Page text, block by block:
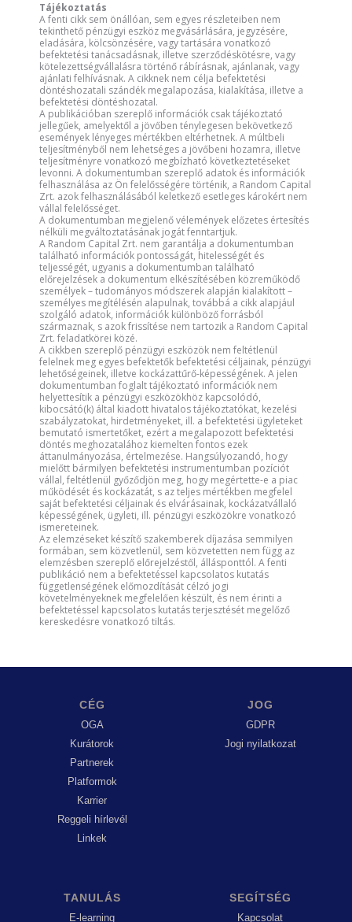
Tájékoztatás
A fenti cikk sem önállóan, sem egyes részleteiben nem
tekinthető pénzügyi eszköz megvásárlására, jegyzésére,
eladására, kölcsönzésére, vagy tartására vonatkozó
befektetési tanácsadásnak, illetve szerződéskötésre, vagy
kötelezettségvállalásra történő rábírásnak, ajánlanak, vagy
ajánlati felhívásnak. A cikknek nem célja befektetési
döntéshozatali szándék megalapozása, kialakítása, illetve a
befektetési döntéshozatal.
A publikációban szereplő információk csak tájékoztató
jellegűek, amelyektől a jövőben ténylegesen bekövetkező
események lényeges mértékben eltérhetnek. A múltbeli
teljesítményből nem lehetséges a jövőbeni hozamra, illetve
teljesítményre vonatkozó megbízható következtetéseket
levonni. A dokumentumban szereplő adatok és információk
felhasználása az Ön felelősségére történik, a Random Capital
Zrt. azok felhasználásából keletkező esetleges károkért nem
vállal felelősséget.
A dokumentumban megjelenő vélemények előzetes értesítés
nélküli megváltoztatásának jogát fenntartjuk.
A Random Capital Zrt. nem garantálja a dokumentumban
található információk pontosságát, hitelességét és
teljességét, ugyanis a dokumentumban található
előrejelzések a dokumentum elkészítésében közreműködő
személyek – tudományos módszerek alapján kialakított –
személyes megítélésén alapulnak, továbbá a cikk alapjául
szolgáló adatok, információk különböző forrásból
származnak, s azok frissítése nem tartozik a Random Capital
Zrt. feladatkörei közé.
A cikkben szereplő pénzügyi eszközök nem feltétlenül
felelnek meg egyes befektetők befektetési céljainak, pénzügyi
lehetőségeinek, illetve kockázattűrő-képességének. A jelen
dokumentumban foglalt tájékoztató információk nem
helyettesítik a pénzügyi eszközökhöz kapcsolódó,
kibocsátó(k) által kiadott hivatalos tájékoztatókat, kezelési
szabályzatokat, hirdetményeket, ill. a befektetési ügyleteket
bemutató ismertetőket, ezért a megalapozott befektetési
döntés meghozatalához kiemelten fontos ezek
áttanulmányozása, értelmezése. Hangsúlyozandó, hogy
mielőtt bármilyen befektetési instrumentumban pozíciót
vállal, feltétlenül győződjön meg, hogy megértette-e a piac
működését és kockázatát, s az teljes mértékben megfelel
saját befektetési céljainak és elvárásainak, kockázatvállaló
képességének, ügyleti, ill. pénzügyi eszközökre vonatkozó
ismereteinek.
Az elemzéseket készítő szakemberek díjazása semmilyen
formában, sem közvetlenül, sem közvetetten nem függ az
elemzésben szereplő előrejelzéstől, állásponttól. A fenti
publikáció nem a befektetéssel kapcsolatos kutatás
függetlenségének előmozdítását célzó jogi
követelményeknek megfelelően készült, és nem érinti a
befektetéssel kapcsolatos kutatás terjesztését megelőző
kereskedésre vonatkozó tiltás.
CÉG
OGA
Kurátorok
Partnerek
Platformok
Karrier
Reggeli hírlevél
Linkek
JOG
GDPR
Jogi nyilatkozat
TANULÁS
E-learning
SEGÍTSÉG
Kapcsolat